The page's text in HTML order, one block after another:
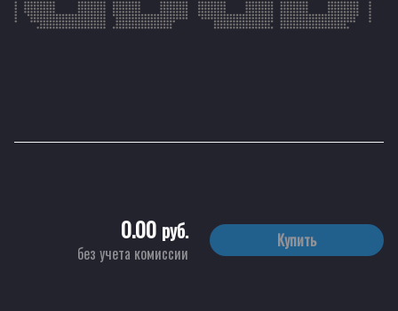
0.00 руб.
без учета комиссии
Купить